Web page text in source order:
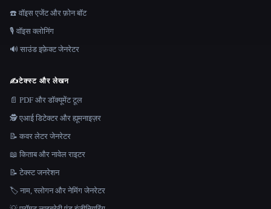
☎️ वॉइस एजेंट और फ़ोन बॉट
🎙️ वॉइस क्लोनिंग
🔊 साउंड इफ़ेक्ट जेनरेटर
✍️टेक्स्ट और लेखन
📄 PDF और डॉक्यूमेंट टूल
🕵️ एआई डिटेक्टर और ह्यूमनाइज़र
📝 कवर लेटर जेनरेटर
📖 किताब और नावेल राइटर
📝 टेक्स्ट जनरेशन
🏷️ नाम, स्लोगन और नेमिंग जेनरेटर